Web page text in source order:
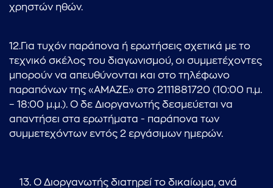
χρηστών ηθών.
12.Για τυχόν παράπονα ή ερωτήσεις σχετικά με το
τεχνικό σκέλος του διαγωνισμού, οι συμμετέχοντες
μπορούν να απευθύνονται και στο τηλέφωνο
παραπόνων της «ΑΜΑΖΕ» στο 2111881720 (10:00 π.μ.
– 18:00 μ.μ.). Ο δε Διοργανωτής δεσμεύεται να
απαντήσει στα ερωτήματα - παράπονα των
συμμετεχόντων εντός 2 εργάσιμων ημερών.
Ο Διοργανωτής διατηρεί το δικαίωμα, ανά